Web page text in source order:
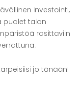
investointi,
puolet talon
rasittaviin
jo tänään!